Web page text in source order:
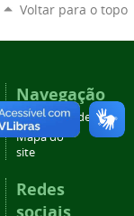
Voltar para o topo
Navegação
Acessibilidade
Mapa do
site
Redes